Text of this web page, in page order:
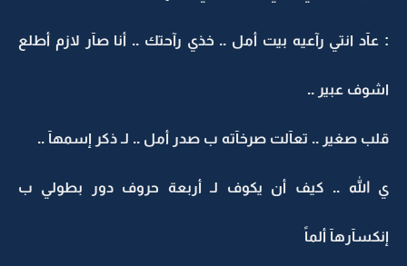
: عآد انتي رآعيه بيت أمل .. خذي رآحتك .. أنا صآر لازم أطلع
اشوف عبير ..
قلب صغير .. تعآلت صرخآته ب صدر أمل .. لـ ذكر إسمهآ ..
ي الله .. كيف أن يكوف لـ أربعة حروف دور بطولي ب
إنكسآرهآ ألماً